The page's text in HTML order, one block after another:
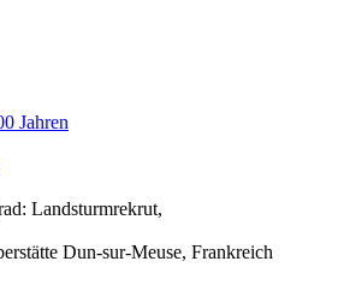
Jahren
Landsturmrekrut,
Dun-sur-Meuse, Frankreich